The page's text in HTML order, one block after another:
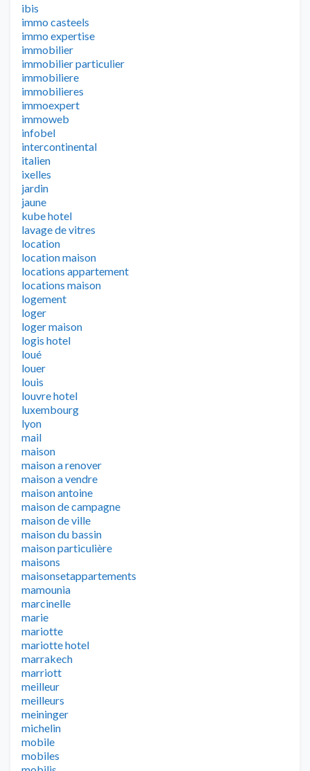
ibis
immo casteels
immo expertise
immobilier
immobilier particulier
immobiliere
immobilieres
immoexpert
immoweb
infobel
intercontinental
italien
ixelles
jardin
jaune
kube hotel
lavage de vitres
location
location maison
locations appartement
locations maison
logement
loger
loger maison
logis hotel
loué
louer
louis
louvre hotel
luxembourg
lyon
mail
maison
maison a renover
maison a vendre
maison antoine
maison de campagne
maison de ville
maison du bassin
maison particulière
maisons
maisonsetappartements
mamounia
marcinelle
marie
mariotte
mariotte hotel
marrakech
marriott
meilleur
meilleurs
meininger
michelin
mobile
mobiles